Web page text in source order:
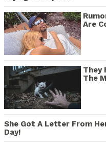
Are
They
The
She Got A Letter From
Day!